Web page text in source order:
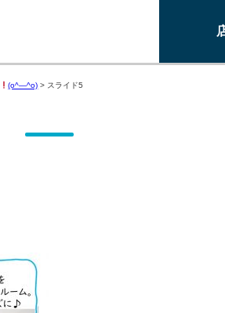
(o^―^o) > スライド5